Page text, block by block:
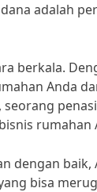
adalah
berkala.
Anda
rumahan
dengan
bisa